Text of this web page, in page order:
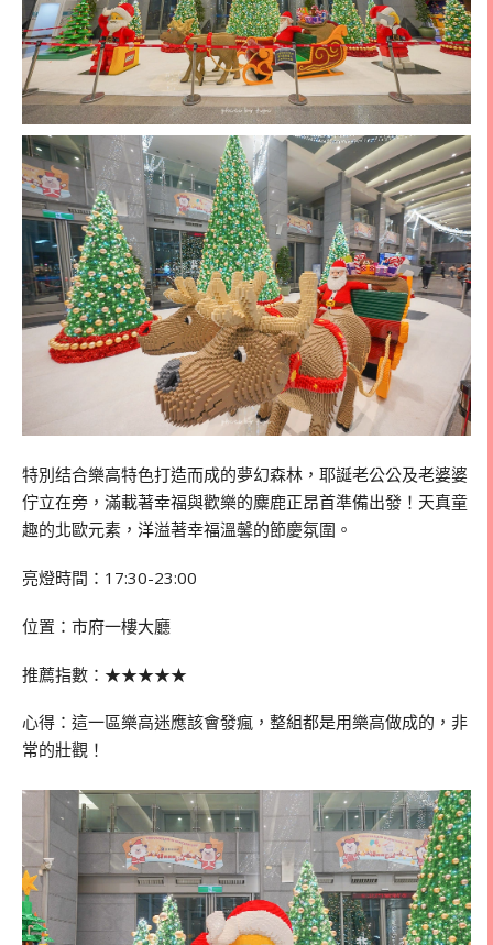
特別结合樂高特色打造而成的夢幻森林，耶誕老公公及老婆婆
佇立在旁，滿載著幸福與歡樂的麋鹿正昂首準備出發！天真童
趣的北歐元素，洋溢著幸福溫馨的節慶氛圍。
亮燈時間：17:30-23:00
位置：市府一樓大廳
推薦指數： ★★★★★
心得：這一區樂高迷應該會發瘋，整組都是用樂高做成的，非
常的壯觀！